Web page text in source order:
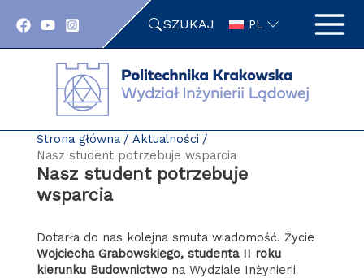
SZUKAJ PL
Strona główna
Aktualności
Nasz student potrzebuje wsparcia
Nasz student potrzebuje
wsparcia
Dotarła do nas kolejna smuta wiadomość. Życie
Wojciecha Grabowskiego, studenta II roku
kierunku Budownictwona Wydziale Inżynierii